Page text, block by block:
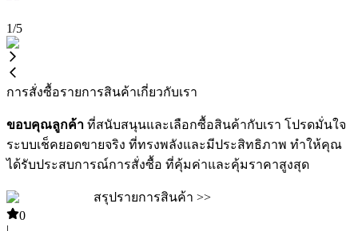
1/5
การสั่งซื้อรายการสินค้าเกี่ยวกับเรา
ขอบคุณลูกค้า ที่สนับสนุนและเลือกซื้อสินค้ากับเรา โปรดมั่นใจ
ระบบเช็คยอดขายจริง ที่ทรงพลังและมีประสิทธิภาพ ทำให้คุณ
ได้รับประสบการณ์การสั่งซื้อ ที่คุ้มค่าและคุ้มราคาสูงสุด
สรุปรายการสินค้า >>
0